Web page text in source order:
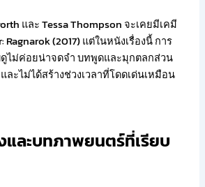
และ Tessa Thompson จะเคยมีเคมี
(2017) แต่ในหนังเรื่องนี้ การ
ไม่ค่อยน่าจดจำ บทพูดและมุกตลกส่วน
ะไม่ได้สร้างช่วงเวลาที่โดดเด่นเหมือน
และบทภาพยนตร์ที่เรียบ